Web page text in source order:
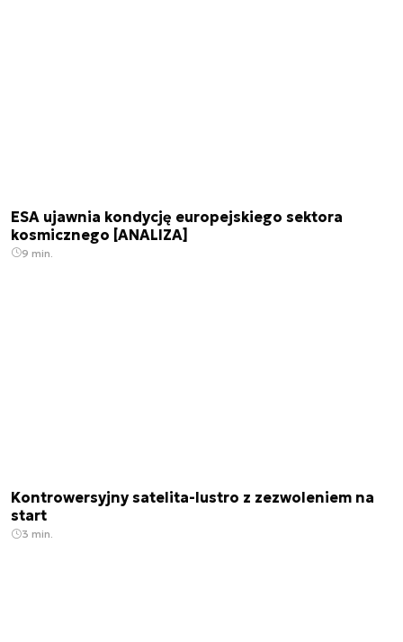
ESA ujawnia kondycję europejskiego sektora
kosmicznego [ANALIZA]
9 min.
Kontrowersyjny satelita-lustro z zezwoleniem na
start
3 min.